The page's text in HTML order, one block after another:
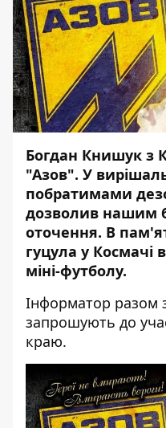
Богдан Книшук з
"Азов". У
побратимами
дозволив нашим
оточення. В
гуцула у Космачі
міні-футболу.
Інформатор разом
запрошують до
краю.